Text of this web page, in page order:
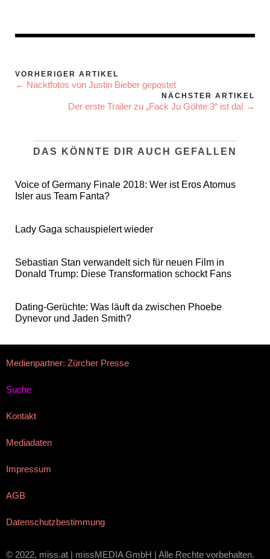
VORHERIGER ARTIKEL
← Nacktfotos von Justin Bieber gepostet
NÄCHSTER ARTIKEL
Der erste Trailer zu „Fack Ju Göhte 3“ ist da! →
DAS KÖNNTE DIR AUCH GEFALLEN
Voice of Germany Finale 2018: Wer ist Eros Atomus
Isler aus Team Fanta?
Lady Gaga schauspielert wieder
Sebastian Stan verwandelt sich für neuen Film in
Donald Trump: Diese Transformation schockt Fans
Dating-Gerüchte: Was läuft da zwischen Phoebe
Dynevor und Jaden Smith?
Medienpartner: Zürcher Presse
Suche
Kontakt
Mediadaten
Impressum
AGB
Datenschutzbestimmung
© 2022, miss.at | missMEDIA GmbH | Alle Rechte vorbehalten.